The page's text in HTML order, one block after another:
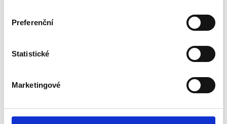
Preferenční
Statistické
Marketingové